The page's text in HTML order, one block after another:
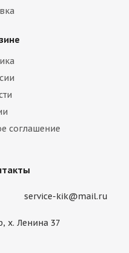
соглашение
service-kik@mail.ru
х. Ленина 37